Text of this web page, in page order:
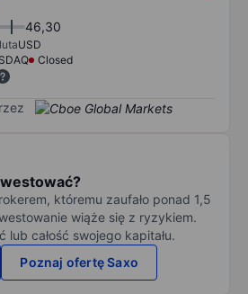
46,30
USD
Closed
któremu zaufało ponad 1,5
wiąże się z ryzykiem.
lub całość swojego kapitału.
Poznaj ofertę Saxo